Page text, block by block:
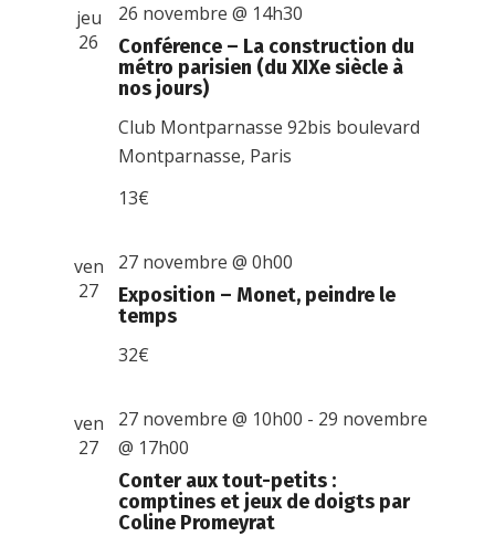
jeu
26
Conférence – La construction du
métro parisien (du XIXe siècle à
nos jours)
26 novembre @ 14h30
Club Montparnasse92bis boulevard
Montparnasse, Paris
13€
ven
27
Exposition – Monet, peindre le
temps
27 novembre @ 0h00
32€
ven
27
Conter aux tout-petits :
comptines et jeux de doigts par
Coline Promeyrat
27 novembre @ 10h00 - 29 novembre
@ 17h00